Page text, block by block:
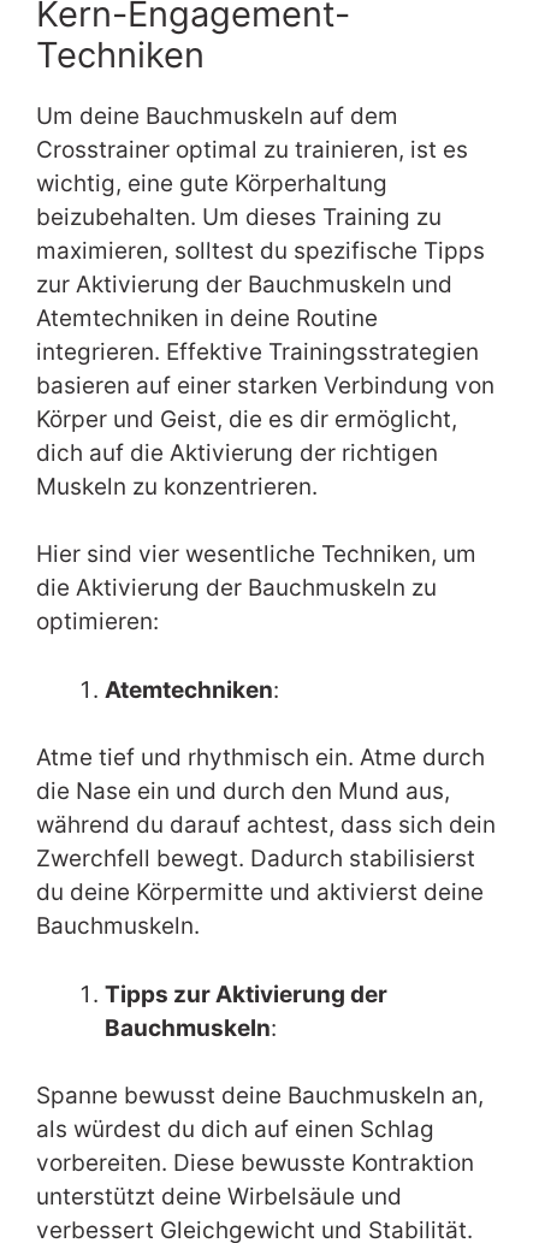
Kern-Engagement-
Techniken
Um deine Bauchmuskeln auf dem
Crosstrainer optimal zu trainieren, ist es
wichtig, eine gute Körperhaltung
beizubehalten. Um dieses Training zu
maximieren, solltest du spezifische Tipps
zur Aktivierung der Bauchmuskeln und
Atemtechniken in deine Routine
integrieren. Effektive Trainingsstrategien
basieren auf einer starken Verbindung von
Körper und Geist, die es dir ermöglicht,
dich auf die Aktivierung der richtigen
Muskeln zu konzentrieren.
Hier sind vier wesentliche Techniken, um
die Aktivierung der Bauchmuskeln zu
optimieren:
Atemtechniken:
Atme tief und rhythmisch ein. Atme durch
die Nase ein und durch den Mund aus,
während du darauf achtest, dass sich dein
Zwerchfell bewegt. Dadurch stabilisierst
du deine Körpermitte und aktivierst deine
Bauchmuskeln.
Tipps zur Aktivierung der
Bauchmuskeln:
Spanne bewusst deine Bauchmuskeln an,
als würdest du dich auf einen Schlag
vorbereiten. Diese bewusste Kontraktion
unterstützt deine Wirbelsäule und
verbessert Gleichgewicht und Stabilität.